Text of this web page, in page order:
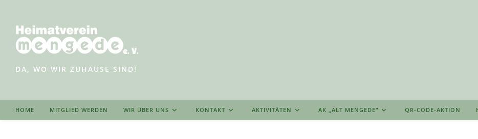
springen
DA, WO WIR ZUHAUSE SIND!
HOME MITGLIED WERDEN WIR ÜBER UNS KONTAKT AKTIVITÄTEN AK „ALT MENGEDE“ QR-CODE-AKTION